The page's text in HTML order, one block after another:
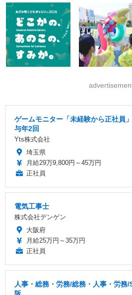
ゲームモニター「未経験から正社員
与年2回
Yts株式会社
埼玉県
月給29万9,800円～45万円
正社員
電気工事士
株式会社デンゲン
大阪府
月給25万円～35万円
正社員
人事・総務・労務/総務・人事・労務